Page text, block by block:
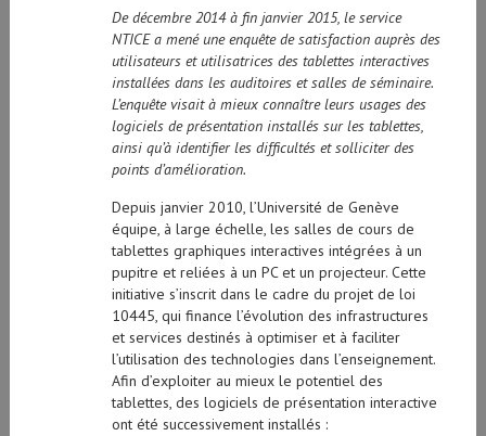
De décembre 2014 à fin janvier 2015, le service
NTICE a mené une enquête de satisfaction auprès des
utilisateurs et utilisatrices des tablettes interactives
installées dans les auditoires et salles de séminaire.
L’enquête visait à mieux connaître leurs usages des
logiciels de présentation installés sur les tablettes,
ainsi qu’à identifier les difficultés et solliciter des
points d’amélioration.
Depuis janvier 2010, l’Université de Genève
équipe, à large échelle, les salles de cours de
tablettes graphiques interactives intégrées à un
pupitre et reliées à un PC et un projecteur. Cette
initiative s’inscrit dans le cadre du projet de loi
10445, qui finance l’évolution des infrastructures
et services destinés à optimiser et à faciliter
l’utilisation des technologies dans l’enseignement.
Afin d’exploiter au mieux le potentiel des
tablettes, des logiciels de présentation interactive
ont été successivement installés :